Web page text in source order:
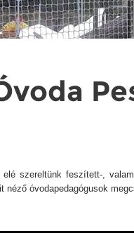
elé szereltünk feszített-,
néző óvodapedagógusok